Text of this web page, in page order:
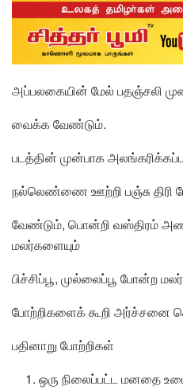
அப்பலகையின் மேல் பதஞ்சலி
வைக்க வேண்டும்.
படத்தின் முன்பாக
நல்லெண்ணை ஊற்றி பஞ்சு திரி
வேண்டும், பொன்றி வஸ்திரம்
மலர்களையும்
பிச்சிப்பூ, முல்லைப்பூ போன்ற
போற்றிகளைக் கூறி அர்ச்சனை
பதினாறு போற்றிகள்
ஒரு நிலைப்பட்ட மனதை